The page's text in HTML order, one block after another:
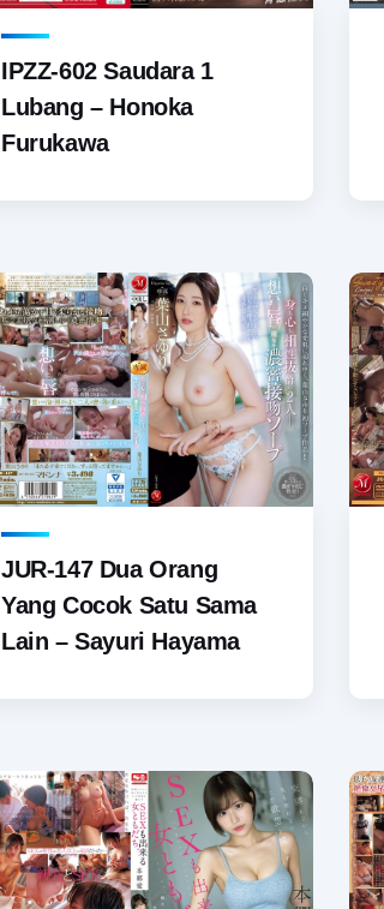
IPZZ-602 Saudara 1
Lubang – Honoka
Furukawa
JUR-147 Dua Orang
Yang Cocok Satu Sama
Lain – Sayuri Hayama